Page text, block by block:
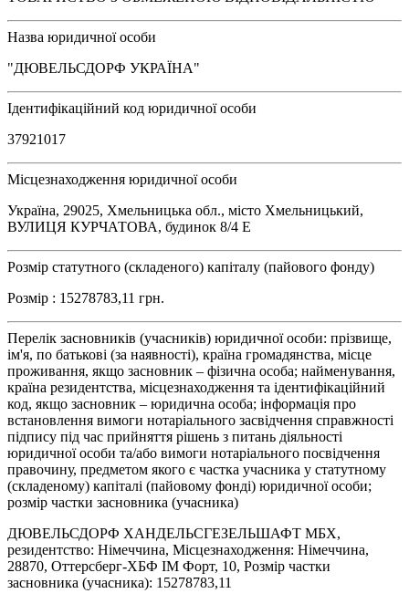
Назва юридичної особи
"ДЮВЕЛЬСДОРФ УКРАЇНА"
Ідентифікаційний код юридичної особи
37921017
Місцезнаходження юридичної особи
Україна, 29025, Хмельницька обл., місто Хмельницький,
ВУЛИЦЯ КУРЧАТОВА, будинок 8/4 Е
Розмір статутного (складеного) капіталу (пайового фонду)
Розмір : 15278783,11 грн.
Перелік засновників (учасників) юридичної особи: прізвище,
ім'я, по батькові (за наявності), країна громадянства, місце
проживання, якщо засновник – фізична особа; найменування,
країна резидентства, місцезнаходження та ідентифікаційний
код, якщо засновник – юридична особа; інформація про
встановлення вимоги нотаріального засвідчення справжності
підпису під час прийняття рішень з питань діяльності
юридичної особи та/або вимоги нотаріального посвідчення
правочину, предметом якого є частка учасника у статутному
(складеному) капіталі (пайовому фонді) юридичної особи;
розмір частки засновника (учасника)
ДЮВЕЛЬСДОРФ ХАНДЕЛЬСГЕЗЕЛЬШАФТ МБХ,
резидентство: Німеччина, Місцезнаходження: Німеччина,
28870, Оттерсберг-ХБФ ІМ Форт, 10, Розмір частки
засновника (учасника): 15278783,11